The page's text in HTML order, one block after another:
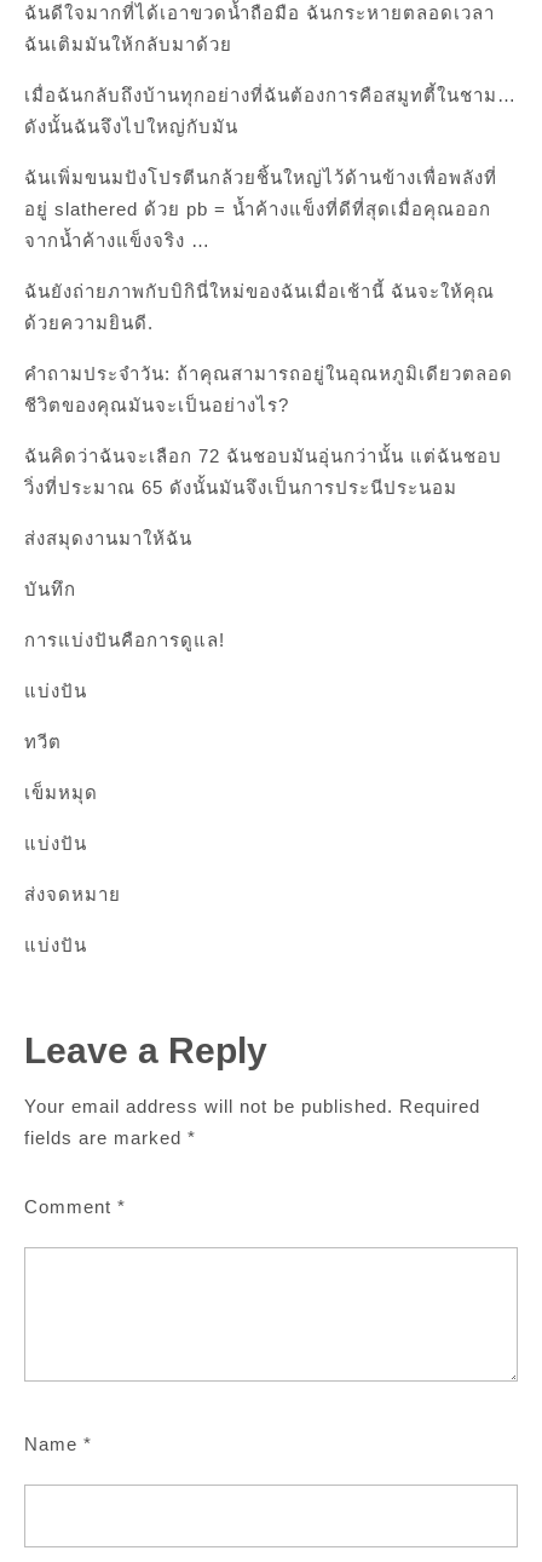
ฉันดีใจมากที่ได้เอาขวดน้ำถือมือ ฉันกระหายตลอดเวลา
ฉันเติมมันให้กลับมาด้วย
เมื่อฉันกลับถึงบ้านทุกอย่างที่ฉันต้องการคือสมูทตี้ในชาม…
ดังนั้นฉันจึงไปใหญ่กับมัน
ฉันเพิ่มขนมปังโปรตีนกล้วยชิ้นใหญ่ไว้ด้านข้างเพื่อพลังที่
อยู่ slathered ด้วย pb = น้ำค้างแข็งที่ดีที่สุดเมื่อคุณออก
จากน้ำค้างแข็งจริง …
ฉันยังถ่ายภาพกับบิกินี่ใหม่ของฉันเมื่อเช้านี้ ฉันจะให้คุณ
ด้วยความยินดี.
คำถามประจำวัน: ถ้าคุณสามารถอยู่ในอุณหภูมิเดียวตลอด
ชีวิตของคุณมันจะเป็นอย่างไร?
ฉันคิดว่าฉันจะเลือก 72 ฉันชอบมันอุ่นกว่านั้น แต่ฉันชอบ
วิ่งที่ประมาณ 65 ดังนั้นมันจึงเป็นการประนีประนอม
ส่งสมุดงานมาให้ฉัน
บันทึก
การแบ่งปันคือการดูแล!
แบ่งปัน
ทวีต
เข็มหมุด
แบ่งปัน
ส่งจดหมาย
แบ่งปัน
Leave a Reply
Your email address will not be published. Required
fields are marked *
Comment *
Name *